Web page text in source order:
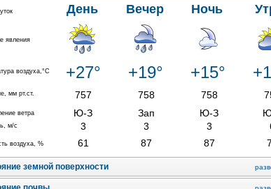
День Вечер Ночь
явления
воздуха,°C +27° +19° +15°
мм рт.ст. 757 758 758
ветра Ю-З Зап Ю-З
м/с 3 3 3
воздуха, % 61 87 87
земной поверхности